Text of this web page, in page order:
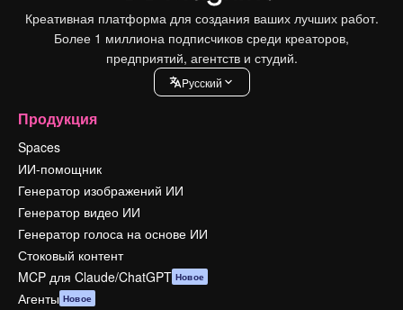
Креативная платформа для создания ваших лучших работ.
Более 1 миллиона подписчиков среди креаторов,
предприятий, агентств и студий.
Pусский
Продукция
Spaces
ИИ-помощник
Генератор изображений ИИ
Генератор видео ИИ
Генератор голоса на основе ИИ
Стоковый контент
MCP для Claude/ChatGPT Новое
Агенты Новое